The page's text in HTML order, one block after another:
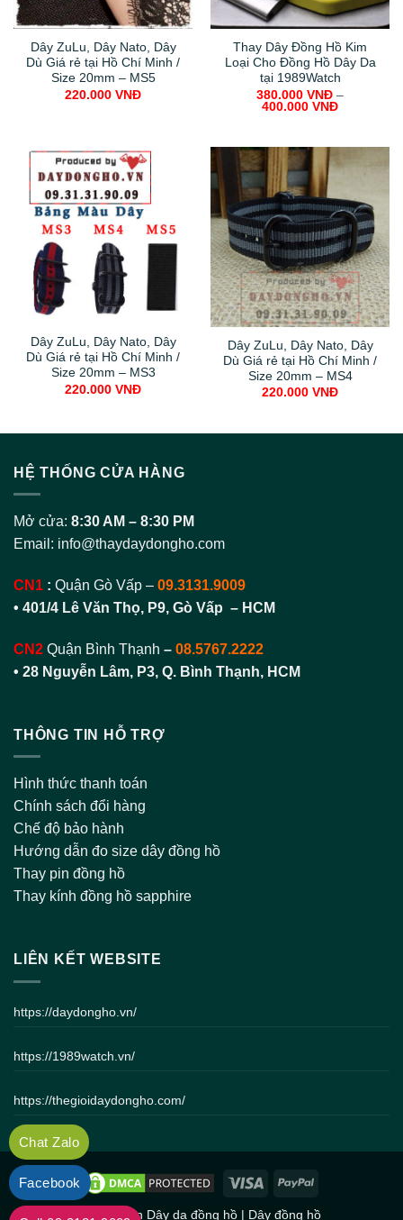
Dây ZuLu, Dây Nato, Dây
Dù Giá rẻ tại Hồ Chí Minh /
Size 20mm – MS5
220.000 VNĐ
Thay Dây Đồng Hồ Kim
Loại Cho Đồng Hồ Dây Da
tại 1989Watch
380.000 VNĐ –
400.000 VNĐ
Dây ZuLu, Dây Nato, Dây
Dù Giá rẻ tại Hồ Chí Minh /
Size 20mm – MS3
220.000 VNĐ
Dây ZuLu, Dây Nato, Dây
Dù Giá rẻ tại Hồ Chí Minh /
Size 20mm – MS4
220.000 VNĐ
HỆ THỐNG CỬA HÀNG
Mở cửa: 8:30 AM – 8:30 PM
Email: info@thaydaydongho.com
CN1 : Quận Gò Vấp – 09.3131.9009
• 401/4 Lê Văn Thọ, P9, Gò Vấp – HCM
CN2 Quận Bình Thạnh – 08.5767.2222
• 28 Nguyễn Lâm, P3, Q. Bình Thạnh, HCM
THÔNG TIN HỖ TRỢ
Hình thức thanh toán
Chính sách đổi hàng
Chế độ bảo hành
Hướng dẫn đo size dây đồng hồ
Thay pin đồng hồ
Thay kính đồng hồ sapphire
LIÊN KẾT WEBSITE
https://daydongho.vn/
https://1989watch.vn/
https://thegioidaydongho.com/
Bản quyền Dây da đồng hồ | Dây đồng hồ
Chat Zalo
Facebook